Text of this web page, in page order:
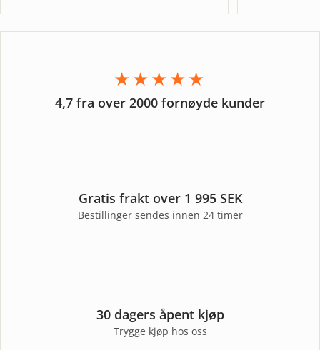
★★★★★
4,7 fra over 2000 fornøyde kunder
Gratis frakt over 1 995 SEK
Bestillinger sendes innen 24 timer
30 dagers åpent kjøp
Trygge kjøp hos oss